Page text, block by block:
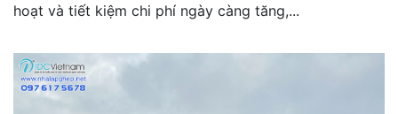
hoạt và tiết kiệm chi phí ngày càng tăng,...